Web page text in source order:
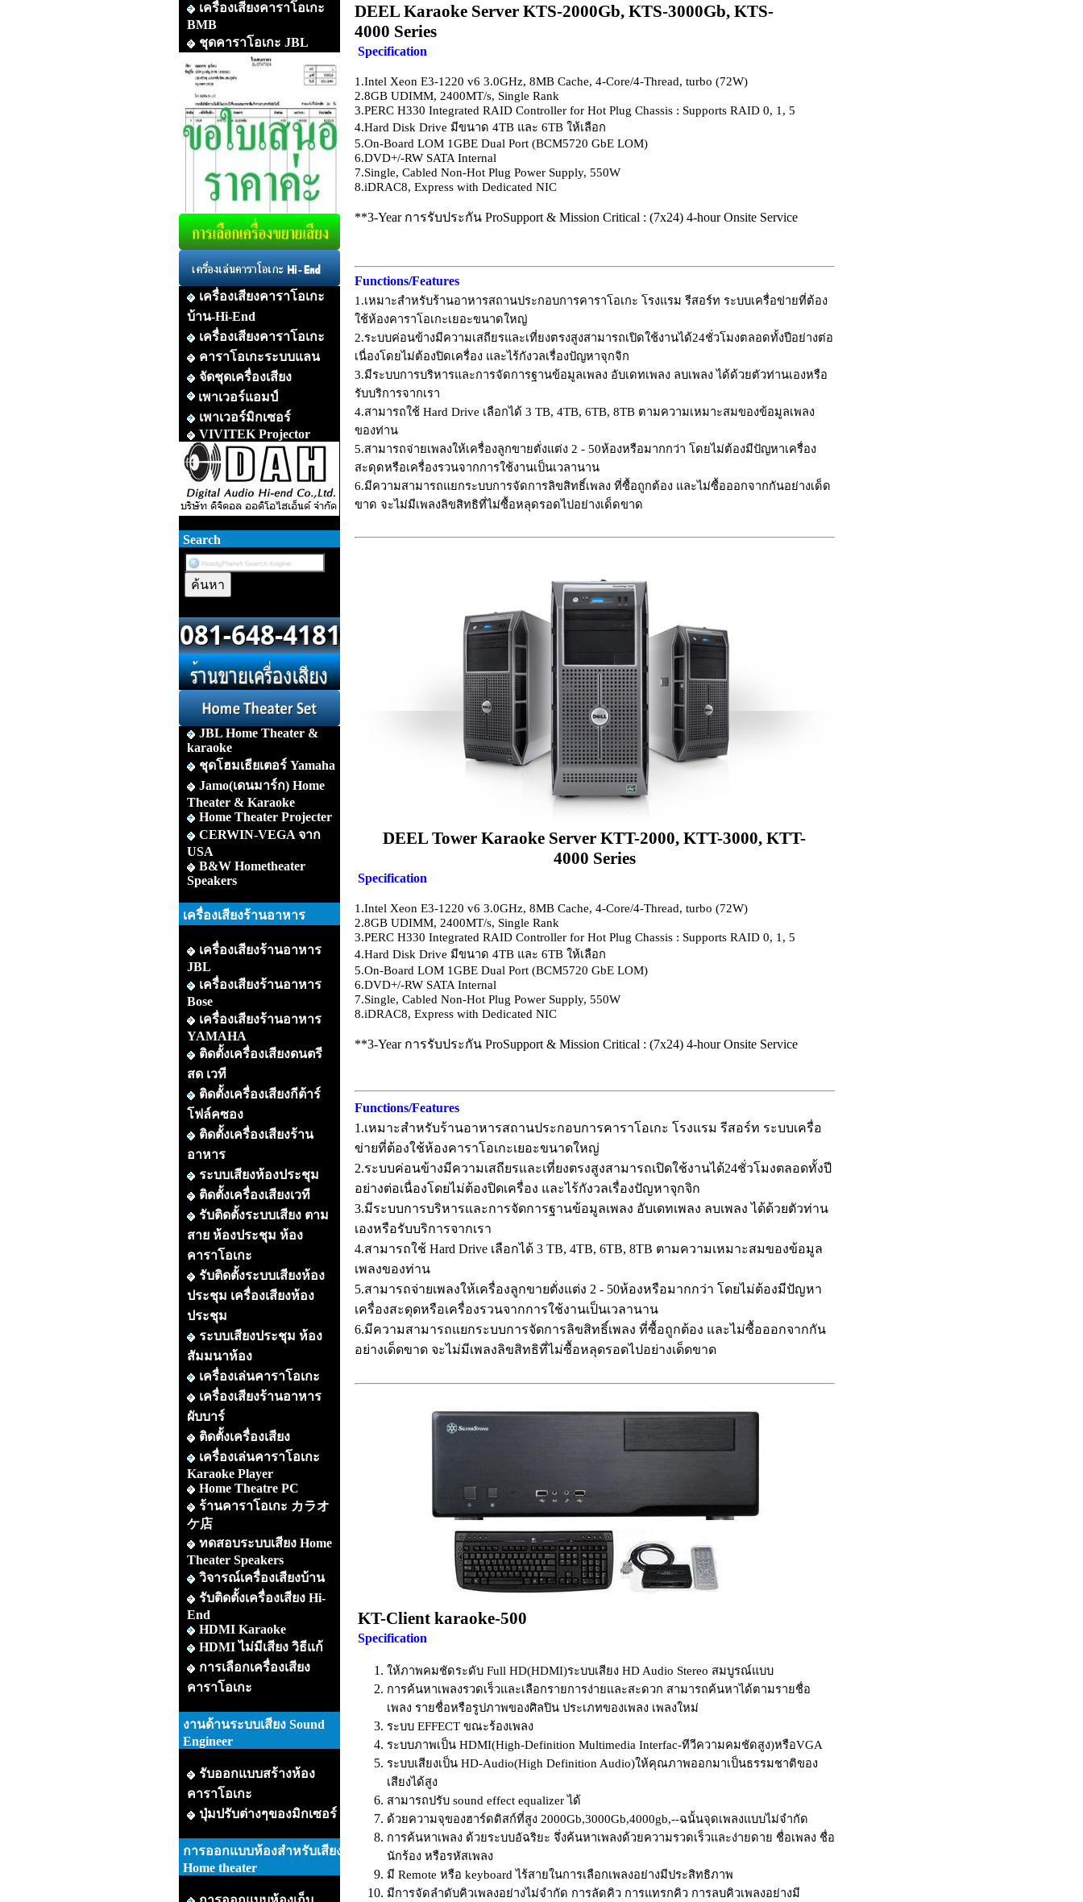
เครื่องเสียงคาราโอเกะ
BMB
ชุดคาราโอเกะ JBL
เครื่องเสียงคาราโอเกะ
บ้าน-Hi-End
เครื่องเสียงคาราโอเกะ
คาราโอเกะระบบแลน
จัดชุดเครื่องเสียง
เพาเวอร์แอมป์
เพาเวอร์มิกเซอร์
VIVITEK Projector
Search
JBL Home Theater &
karaoke
ชุดโฮมเธียเตอร์ Yamaha
Jamo(เดนมาร์ก) Home
Theater & Karaoke
Home Theater Projecter
CERWIN-VEGA จาก
USA
B&W Hometheater
Speakers
เครื่องเสียงร้านอาหาร
เครื่องเสียงร้านอาหาร
JBL
เครื่องเสียงร้านอาหาร
Bose
เครื่องเสียงร้านอาหาร
YAMAHA
ติดตั้งเครื่องเสียงดนตรี
สด เวที
ติดตั้งเครื่องเสียงกีต้าร์
โฟล์คซอง
ติดตั้งเครื่องเสียงร้าน
อาหาร
ระบบเสียงห้องประชุม
ติดตั้งเครื่องเสียงเวที
รับติดตั้งระบบเสียง ตาม
สาย ห้องประชุม ห้อง
คาราโอเกะ
รับติดตั้งระบบเสียงห้อง
ประชุม เครื่องเสียงห้อง
ประชุม
ระบบเสียงประชุม ห้อง
สัมมนาห้อง
เครื่องเล่นคาราโอเกะ
เครื่องเสียงร้านอาหาร
ผับบาร์
ติดตั้งเครื่องเสียง
เครื่องเล่นคาราโอเกะ
Karaoke Player
Home Theatre PC
ร้านคาราโอเกะ カラオ
ケ店
ทดสอบระบบเสียง Home
Theater Speakers
วิจารณ์เครื่องเสียงบ้าน
รับติดตั้งเครื่องเสียง Hi-
End
HDMI Karaoke
HDMI ไม่มีเสียง วิธีแก้
การเลือกเครื่องเสียง
คาราโอเกะ
งานด้านระบบเสียง Sound
Engineer
รับออกแบบสร้างห้อง
คาราโอเกะ
ปุ่มปรับต่างๆของมิกเซอร์
การออกแบบห้องสำหรับเสียง
Home theater
DEEL Karaoke Server KTS-2000Gb, KTS-3000Gb, KTS-
4000 Series
Specification
1.Intel Xeon E3-1220 v6 3.0GHz, 8MB Cache, 4-Core/4-Thread, turbo (72W)
2.8GB UDIMM, 2400MT/s, Single Rank
3.PERC H330 Integrated RAID Controller for Hot Plug Chassis : Supports RAID 0, 1, 5
4.Hard Disk Drive มีขนาด 4TB และ 6TB ให้เลือก
5.On-Board LOM 1GBE Dual Port (BCM5720 GbE LOM)
6.DVD+/-RW SATA Internal
7.Single, Cabled Non-Hot Plug Power Supply, 550W
8.iDRAC8, Express with Dedicated NIC
**3-Year การรับประกัน ProSupport & Mission Critical : (7x24) 4-hour Onsite Service
Functions/Features
1.เหมาะสำหรับร้านอาหารสถานประกอบการคาราโอเกะ โรงแรม รีสอร์ท ระบบเครื่อข่ายที่ต้อง
ใช้ห้องคาราโอเกะเยอะขนาดใหญ่
2.ระบบค่อนข้างมีความเสถียรและเที่ยงตรงสูงสามารถเปิดใช้งานได้24ชั่วโมงตลอดทั้งปีอย่างต่อ
เนื่องโดยไม่ต้องปิดเครื่อง และไร้กังวลเรื่องปัญหาจุกจิก
3.มีระบบการบริหารและการจัดการฐานข้อมูลเพลง อับเดทเพลง ลบเพลง ได้ด้วยตัวท่านเองหรือ
รับบริการจากเรา
4.สามารถใช้ Hard Drive เลือกได้ 3 TB, 4TB, 6TB, 8TB ตามความเหมาะสมของข้อมูลเพลง
ของท่าน
5.สามารถจ่ายเพลงให้เครื่องลูกขายตั่งแต่ง 2 - 50ห้องหรือมากกว่า โดยไม่ต้องมีปัญหาเครื่อง
สะดุดหรือเครื่องรวนจากการใช้งานเป็นเวลานาน
6.มีความสามารถแยกระบบการจัดการลิขสิทธิ์เพลง ที่ซื้อถูกต้อง และไม่ซื้อออกจากกันอย่างเด็ด
ขาด จะไม่มีเพลงลิขสิทธิที่ไม่ซื้อหลุดรอดไปอย่างเด็ดขาด
DEEL Tower Karaoke Server KTT-2000, KTT-3000, KTT-
4000 Series
Specification
1.Intel Xeon E3-1220 v6 3.0GHz, 8MB Cache, 4-Core/4-Thread, turbo (72W)
2.8GB UDIMM, 2400MT/s, Single Rank
3.PERC H330 Integrated RAID Controller for Hot Plug Chassis : Supports RAID 0, 1, 5
4.Hard Disk Drive มีขนาด 4TB และ 6TB ให้เลือก
5.On-Board LOM 1GBE Dual Port (BCM5720 GbE LOM)
6.DVD+/-RW SATA Internal
7.Single, Cabled Non-Hot Plug Power Supply, 550W
8.iDRAC8, Express with Dedicated NIC
**3-Year การรับประกัน ProSupport & Mission Critical : (7x24) 4-hour Onsite Service
Functions/Features
1.เหมาะสำหรับร้านอาหารสถานประกอบการคาราโอเกะ โรงแรม รีสอร์ท ระบบเครื่อ
ข่ายที่ต้องใช้ห้องคาราโอเกะเยอะขนาดใหญ่
2.ระบบค่อนข้างมีความเสถียรและเที่ยงตรงสูงสามารถเปิดใช้งานได้24ชั่วโมงตลอดทั้งปี
อย่างต่อเนื่องโดยไม่ต้องปิดเครื่อง และไร้กังวลเรื่องปัญหาจุกจิก
3.มีระบบการบริหารและการจัดการฐานข้อมูลเพลง อับเดทเพลง ลบเพลง ได้ด้วยตัวท่าน
เองหรือรับบริการจากเรา
4.สามารถใช้ Hard Drive เลือกได้ 3 TB, 4TB, 6TB, 8TB ตามความเหมาะสมของข้อมูล
เพลงของท่าน
5.สามารถจ่ายเพลงให้เครื่องลูกขายตั่งแต่ง 2 - 50ห้องหรือมากกว่า โดยไม่ต้องมีปัญหา
เครื่องสะดุดหรือเครื่องรวนจากการใช้งานเป็นเวลานาน
6.มีความสามารถแยกระบบการจัดการลิขสิทธิ์เพลง ที่ซื้อถูกต้อง และไม่ซื้อออกจากกัน
อย่างเด็ดขาด จะไม่มีเพลงลิขสิทธิที่ไม่ซื้อหลุดรอดไปอย่างเด็ดขาด
KT-Client karaoke-500
Specification
ให้ภาพคมชัดระดับ Full HD(HDMI)ระบบเสียง HD Audio Stereo สมบูรณ์แบบ
การค้นหาเพลงรวดเร็วและเลือกรายการง่ายและสะดวก สามารถค้นหาได้ตามรายชื่อ
เพลง รายชื่อหรือรูปภาพของศิลปิน ประเภทของเพลง เพลงใหม่
ระบบ EFFECT ขณะร้องเพลง
ระบบภาพเป็น HDMI(High-Definition Multimedia Interfac-ทีวีความคมชัดสูง)หรือVGA
ระบบเสียงเป็น HD-Audio(High Definition Audio)ให้คุณภาพออกมาเป็นธรรมชาติของ
เสียงได้สูง
สามารถปรับ sound effect equalizer ได้
ด้วยความจุของฮาร์ดดิสก์ที่สูง 2000Gb,3000Gb,4000gb,--ฉนั้นจุดเพลงแบบไม่จำกัด
การค้นหาเพลง ด้วยระบบอัฉริยะ จึ่งค้นหาเพลงด้วยความรวดเร็วและง่ายดาย ชื่อเพลง ชื่อ
นักร้อง หรือรหัสเพลง
มี Remote หรือ keyboard ไร้สายในการเลือกเพลงอย่างมีประสิทธิภาพ
มีการจัดลำดับคิวเพลงอย่างไม่จำกัด การลัดคิว การแทรกคิว การลบคิวเพลงอย่างมี